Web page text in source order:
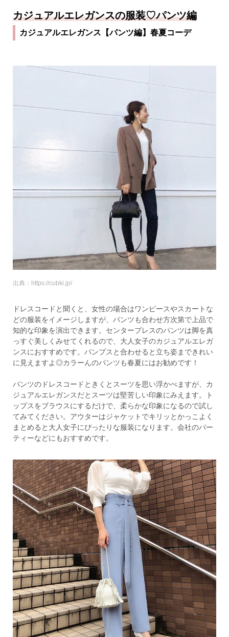
カジュアルエレガンスの服装♡パンツ編
カジュアルエレガンス【パンツ編】春夏コーデ
出典：https://cubki.jp/
ドレスコードと聞くと、女性の場合はワンピースやスカートな
どの服装をイメージしますが、パンツも合わせ方次第で上品で
知的な印象を演出できます。センタープレスのパンツは脚を真
っすぐ美しくみせてくれるので、大人女子のカジュアルエレガ
ンスにおすすめです。パンプスと合わせると立ち姿まできれい
に見えますよ◎カラーんのパンツも春夏にはお勧めです！
パンツのドレスコードときくとスーツを思い浮かべますが、カ
ジュアルエレガンスだとスーツは堅苦しい印象にみえます。ト
ップスをブラウスにするだけで、柔らかな印象になるので試し
てみてください。アウターはジャケットでキリッとかっこよく
まとめると大人女子にぴったりな服装になります。会社のパー
ティーなどにもおすすめです。